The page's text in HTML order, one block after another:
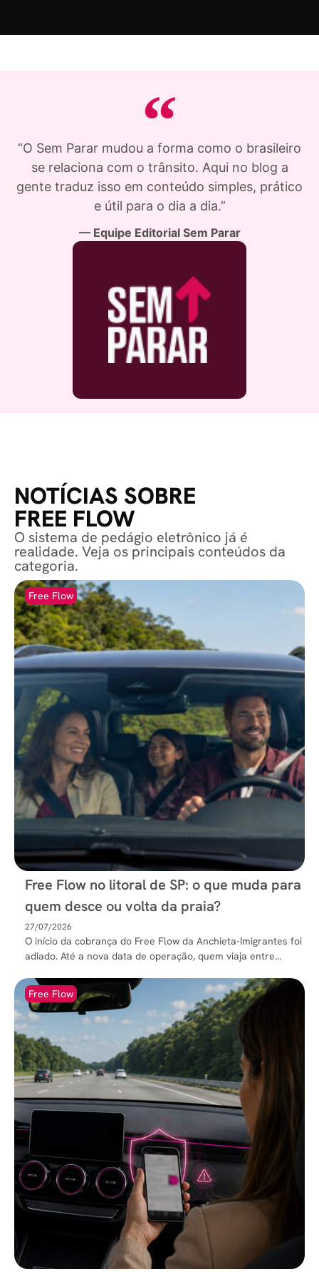
“O Sem Parar mudou a forma como o brasileiro
se relaciona com o trânsito. Aqui no blog a
gente traduz isso em conteúdo simples, prático
e útil para o dia a dia.”
— Equipe Editorial Sem Parar
NOTÍCIAS SOBRE
FREE FLOW
O sistema de pedágio eletrônico já é
realidade. Veja os principais conteúdos da
categoria.
Free Flow
Free Flow no litoral de SP: o que muda para
quem desce ou volta da praia?
27/07/2026
O início da cobrança do Free Flow da Anchieta-Imigrantes foi
adiado. Até a nova data de operação, quem viaja entre...
Free Flow